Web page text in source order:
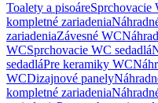
Toalety a pisoáreSprchovacie
kompletné zariadenia
zariadeniaZávesné WC
WCSprchovacie WC sedadlá
sedadláPre keramiky WC
WCDizajnové panely
kompletné zariadenia